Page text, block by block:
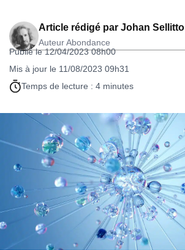
Article rédigé par Johan Sellitto
Auteur Abondance
Publié le 12/04/2023 08h00
Mis à jour le 11/08/2023 09h31
Temps de lecture : 4 minutes